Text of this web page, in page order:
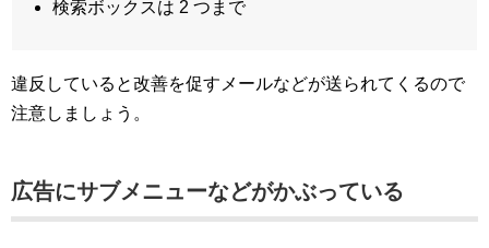
検索ボックスは 2 つまで
違反していると改善を促すメールなどが送られてくるので
注意しましょう。
広告にサブメニューなどがかぶっている